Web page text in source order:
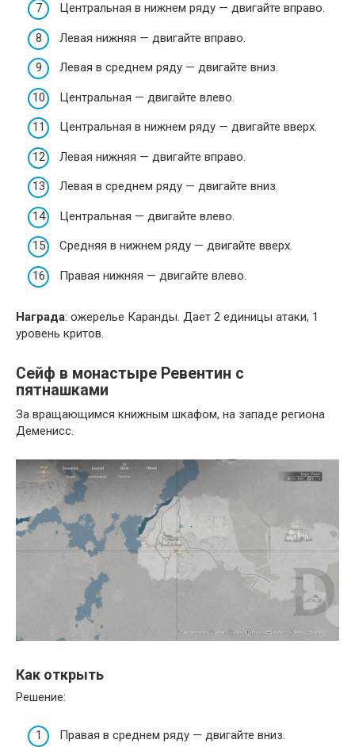
Центральная в нижнем ряду — двигайте вправо.
Левая нижняя — двигайте вправо.
Левая в среднем ряду — двигайте вниз.
Центральная — двигайте влево.
Центральная в нижнем ряду — двигайте вверх.
Левая нижняя — двигайте вправо.
Левая в среднем ряду — двигайте вниз.
Центральная — двигайте влево.
Средняя в нижнем ряду — двигайте вверх.
Правая нижняя — двигайте влево.
Награда: ожерелье Каранды. Дает 2 единицы атаки, 1
уровень критов.
Сейф в монастыре Ревентин с
пятнашками
За вращающимся книжным шкафом, на западе региона
Деменисс.
Как открыть
Решение:
Правая в среднем ряду — двигайте вниз.